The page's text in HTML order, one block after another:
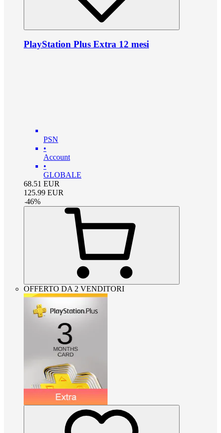
PlayStation Plus Extra 12 mesi
PSN
•
Account
•
GLOBALE
68.51 EUR
125.99 EUR
-46%
OFFERTO DA 2 VENDITORI